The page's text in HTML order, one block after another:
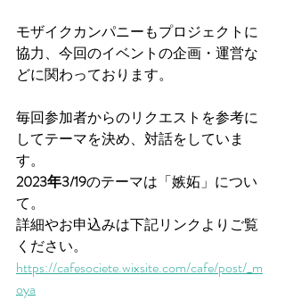
モザイクカンパニーもプロジェクトに
協力、今回のイベントの企画・運営な
どに関わっております。
毎回参加者からのリクエストを参考に
してテーマを決め、対話をしていま
す。
2023年3/19のテーマは「嫉妬」につい
て。
詳細やお申込みは下記リンクよりご覧
ください。
https://cafesociete.wixsite.com/cafe/post/_m
oya